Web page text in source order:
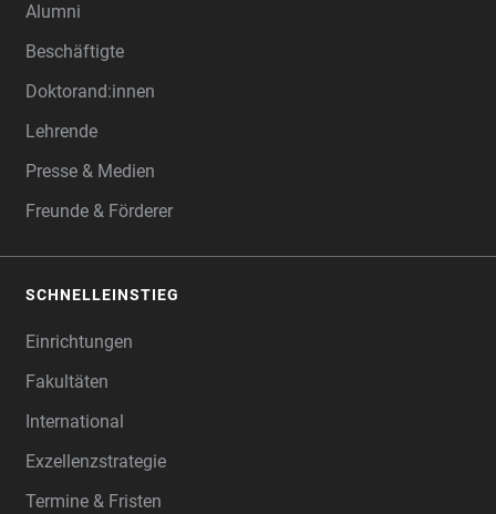
Alumni
Beschäftigte
Doktorand:innen
Lehrende
Presse & Medien
Freunde & Förderer
SCHNELLEINSTIEG
Einrichtungen
Fakultäten
International
Exzellenzstrategie
Termine & Fristen